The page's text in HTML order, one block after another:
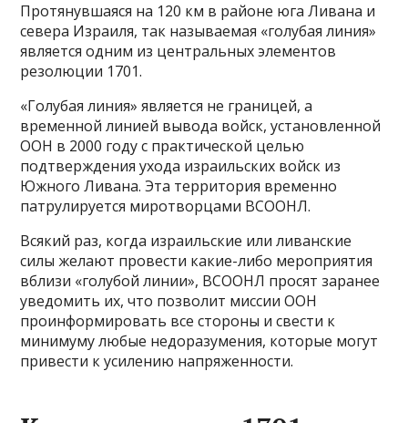
Протянувшаяся на 120 км в районе юга Ливана и
севера Израиля, так называемая «голубая линия»
является одним из центральных элементов
резолюции 1701.
«Голубая линия» является не границей, а
временной линией вывода войск, установленной
ООН в 2000 году с практической целью
подтверждения ухода израильских войск из
Южного Ливана. Эта территория временно
патрулируется миротворцами ВСООНЛ.
Всякий раз, когда израильские или ливанские
силы желают провести какие-либо мероприятия
вблизи «голубой линии», ВСООНЛ просят заранее
уведомить их, что позволит миссии ООН
проинформировать все стороны и свести к
минимуму любые недоразумения, которые могут
привести к усилению напряженности.